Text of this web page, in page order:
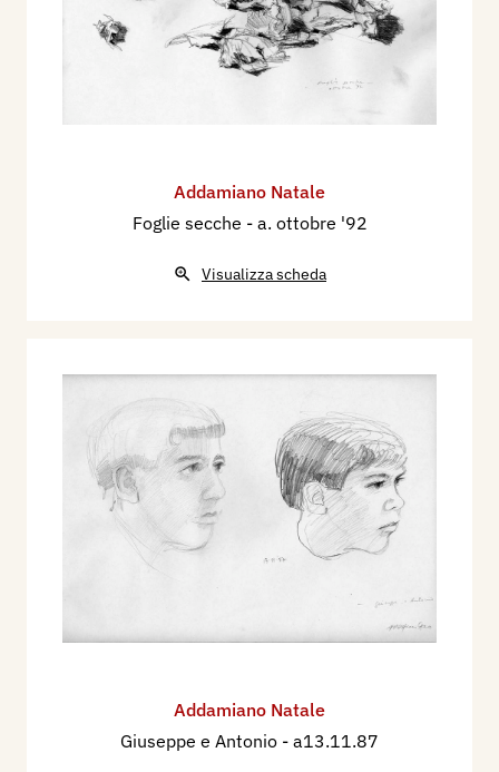
Addamiano Natale
Foglie secche - a. ottobre '92
Visualizza scheda
Addamiano Natale
Giuseppe e Antonio - a13.11.87